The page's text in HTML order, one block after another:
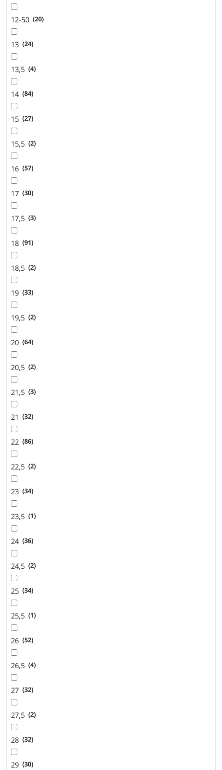
12-50 20
13 24
13,5 4
14 84
15 27
15,5 2
16 57
17 30
17,5 3
18 91
18,5 2
19 33
19,5 2
20 64
20,5 2
21,5 3
21 32
22 86
22,5 2
23 34
23,5 1
24 36
24,5 2
25 34
25,5 1
26 52
26,5 4
27 32
27,5 2
28 32
29 30